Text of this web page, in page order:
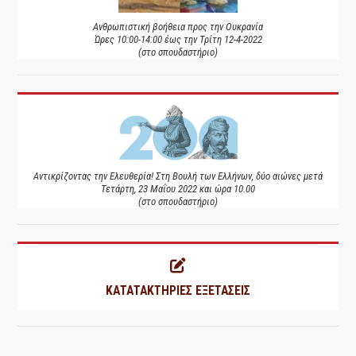
Ανθρωπιστική βοήθεια προς την Ουκρανία
Ώρες 10:00-14:00 έως την Τρίτη 12-4-2022
(στο σπουδαστήριο)
Αντικρίζοντας την Ελευθερία! Στη Βουλή των Ελλήνων, δύο αιώνες μετά
Τετάρτη, 23 Μαΐου 2022 και ώρα 10.00
(στο σπουδαστήριο)
ΚΑΤΑΤΑΚΤΗΡΙΕΣ ΕΞΕΤΑΣΕΙΣ